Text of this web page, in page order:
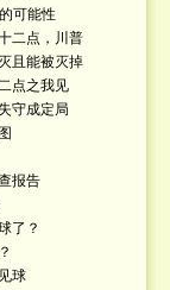
可能性
二点，川普
且能被灭掉
点之我见
守成定局
报告
了？
球